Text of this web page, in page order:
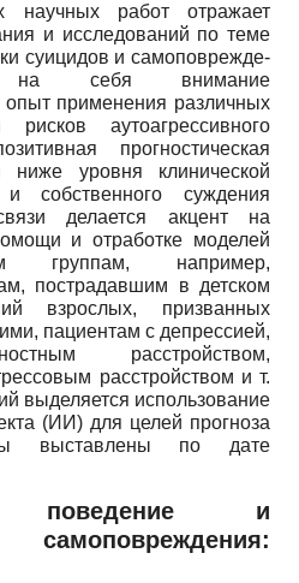
научных работ отражает
и исследований по теме
суицидов и самоповрежде-
на себя внимание
опыт применения различных
рисков аутоагрессивного
прогностическая
ниже уровня клинической
собственного суждения
делается акцент на
и отработке моделей
группам, например,
пострадавшим в детском
взрослых, призванных
пациентам с депрессией,
расстройством,
расстройством и т.
выделяется использование
(ИИ) для целей прогноза
выставлены по дате
поведение и
самоповреждения: